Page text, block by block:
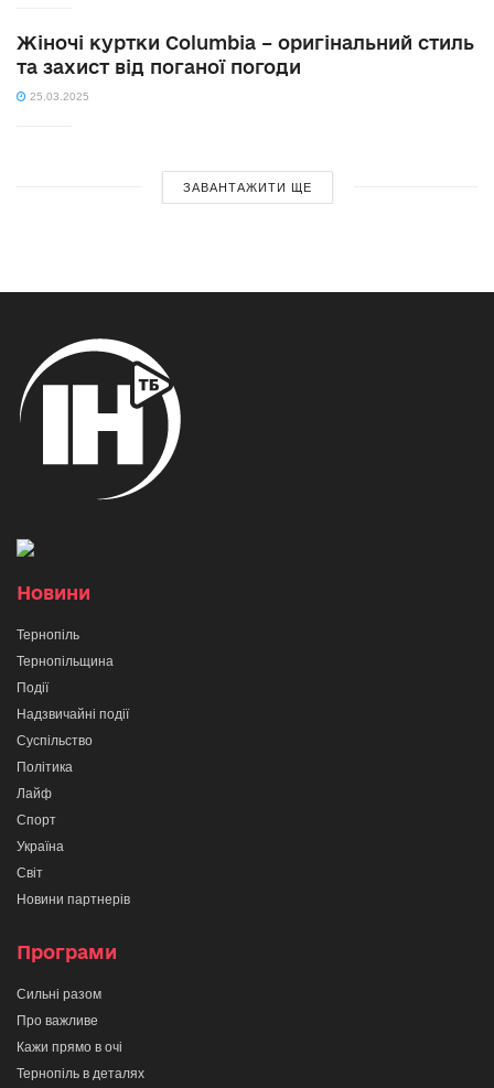
Жіночі куртки Columbia – оригінальний стиль
та захист від поганої погоди
25.03.2025
ЗАВАНТАЖИТИ ЩЕ
Новини
Тернопіль
Тернопільщина
Події
Надзвичайні події
Суспільство
Політика
Лайф
Спорт
Україна
Світ
Новини партнерів
Програми
Сильні разом
Про важливе
Кажи прямо в очі
Тернопіль в деталях